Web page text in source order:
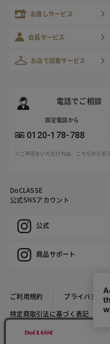
お直しサービス
会員サービス
お店で試着サービス
電話でご相談
固定電話から
0120-178-788
※ご申告をいただければ、こちらから折
DoCLASSE
公式SNSアカウント
公式
商品サポート
ご利用規約
プライバシー
特定商取引法に基づく表記
COPYRIGHT © DoCLASSE ALL RIGHTS